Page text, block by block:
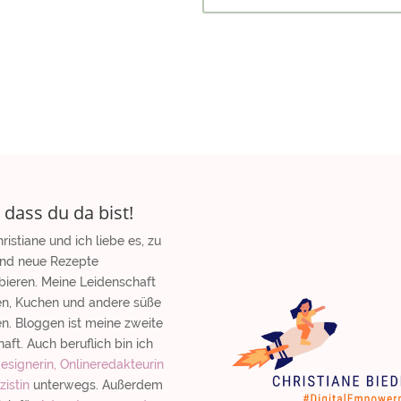
dass du da bist!
und ich liebe es, zu
neue Rezepte
Meine Leidenschaft
Kuchen und andere süße
Bloggen ist meine zweite
Auch beruflich bin ich
Onlineredakteurin
unterwegs. Außerdem